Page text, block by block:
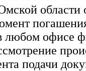
области
любом офисе
подачи